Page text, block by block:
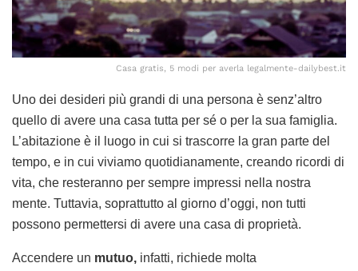
Casa gratis, 5 modi per averla legalmente-dailybest.it
Uno dei desideri più grandi di una persona è senz’altro
quello di avere una casa tutta per sé o per la sua famiglia.
L’abitazione è il luogo in cui si trascorre la gran parte del
tempo, e in cui viviamo quotidianamente, creando ricordi di
vita, che resteranno per sempre impressi nella nostra
mente. Tuttavia, soprattutto al giorno d’oggi, non tutti
possono permettersi di avere una casa di proprietà.
Accendere un mutuo, infatti, richiede molta